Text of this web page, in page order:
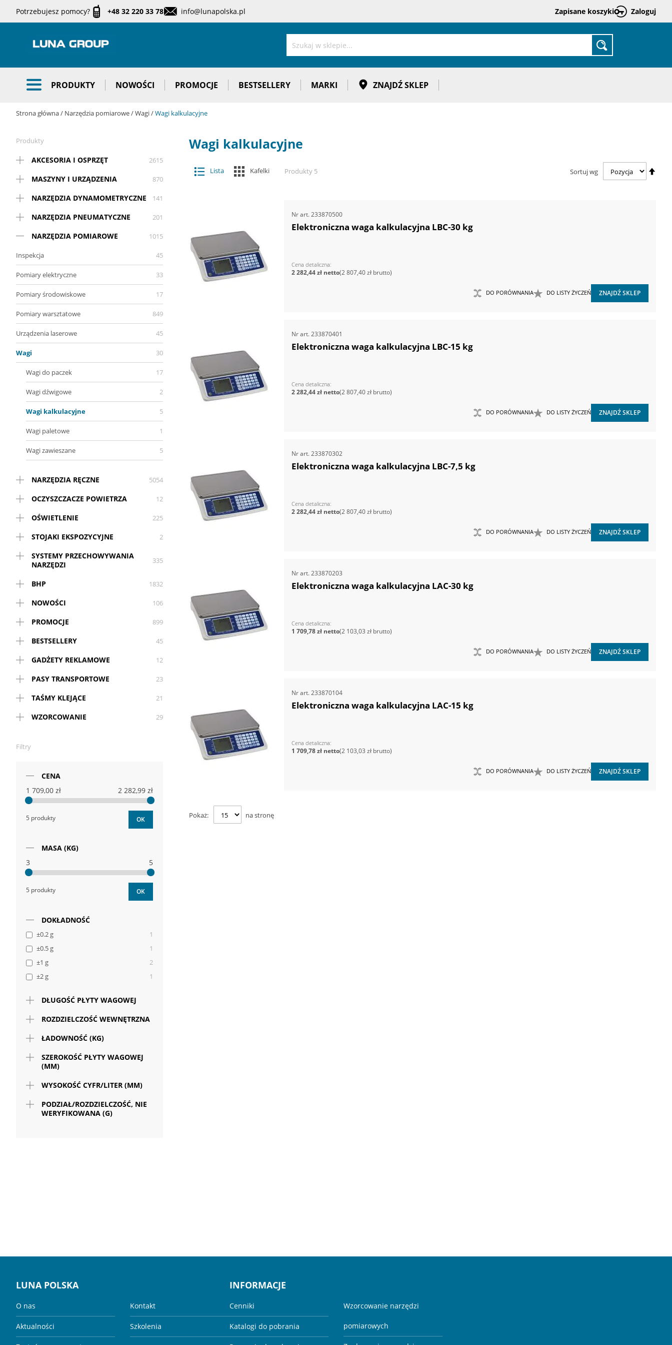
Zaloguj
Zapisane koszyki
do
Potrzebujesz pomocy? +48 32 220 33 78 info@lunapolska.pl
Szukaj
PRODUKTY NOWOŚCI PROMOCJE BESTSELLERY MARKI ZNAJDŹ SKLEP
Strona główna Narzędzia pomiarowe Wagi Wagi kalkulacyjne
Wagi kalkulacyjne
Zobacz
jako
Lista Kafelki Produkty 5 Sortuj wg
Nr art. 233870500
Elektroniczna waga kalkulacyjna LBC-30 kg
Cena detaliczna
2 807,40 zł
2 282,44 zł
DO LISTY ŻYCZEŃ
DO PORÓWNANIA ZNAJDŹ SKLEP
Nr art. 233870401
Elektroniczna waga kalkulacyjna LBC-15 kg
Cena detaliczna
2 807,40 zł
2 282,44 zł
DO LISTY ŻYCZEŃ
DO PORÓWNANIA ZNAJDŹ SKLEP
Nr art. 233870302
Elektroniczna waga kalkulacyjna LBC-7,5 kg
Cena detaliczna
2 807,40 zł
2 282,44 zł
DO LISTY ŻYCZEŃ
DO PORÓWNANIA ZNAJDŹ SKLEP
Nr art. 233870203
Elektroniczna waga kalkulacyjna LAC-30 kg
Cena detaliczna
2 103,03 zł
1 709,78 zł
DO LISTY ŻYCZEŃ
DO PORÓWNANIA ZNAJDŹ SKLEP
Nr art. 233870104
Elektroniczna waga kalkulacyjna LAC-15 kg
Cena detaliczna
2 103,03 zł
1 709,78 zł
DO LISTY ŻYCZEŃ
DO PORÓWNANIA ZNAJDŹ SKLEP
Pokaż na stronę
Produkty
AKCESORIA I OSPRZĘT 2615
MASZYNY I URZĄDZENIA 870
NARZĘDZIA DYNAMOMETRYCZNE 141
NARZĘDZIA PNEUMATYCZNE 201
NARZĘDZIA POMIAROWE 1015
Inspekcja 45
Pomiary elektryczne 33
Pomiary środowiskowe 17
Pomiary warsztatowe 849
Urządzenia laserowe 45
Wagi 30
Wagi do paczek 17
Wagi dźwigowe 2
Wagi kalkulacyjne 5
Wagi paletowe 1
Wagi zawieszane 5
NARZĘDZIA RĘCZNE 5054
OCZYSZCZACZE POWIETRZA 12
OŚWIETLENIE 225
STOJAKI EKSPOZYCYJNE 2
SYSTEMY PRZECHOWYWANIA
NARZĘDZI
335
BHP 1832
NOWOŚCI 106
PROMOCJE 899
BESTSELLERY 45
GADŻETY REKLAMOWE 12
PASY TRANSPORTOWE 23
TAŚMY KLEJĄCE 21
WZORCOWANIE 29
Filtry
CENA
1 709,00 zł
2 282,99 zł
5 produkty OK
MASA (KG)
3
5
5 produkty OK
DOKŁADNOŚĆ
±0.2 g
1
±0.5 g
1
±1 g
2
±2 g
1
DŁUGOŚĆ PŁYTY WAGOWEJ
ROZDZIELCZOŚĆ WEWNĘTRZNA
ŁADOWNOŚĆ (KG)
SZEROKOŚĆ PŁYTY WAGOWEJ
(MM)
WYSOKOŚĆ CYFR/LITER (MM)
PODZIAŁ/ROZDZIELCZOŚĆ, NIE
WERYFIKOWANA (G)
LUNA POLSKA
O nas
Aktualności
Kontakt
Szkolenia
INFORMACJE
Cenniki
Katalogi do pobrania
Wzorcowanie narzędzi
pomiarowych